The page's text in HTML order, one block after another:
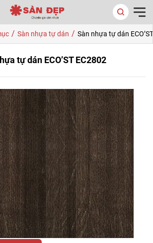
/ Sàn nhựa tự dán / Sàn nhựa tự dán
tự dán ECO’ST EC2802